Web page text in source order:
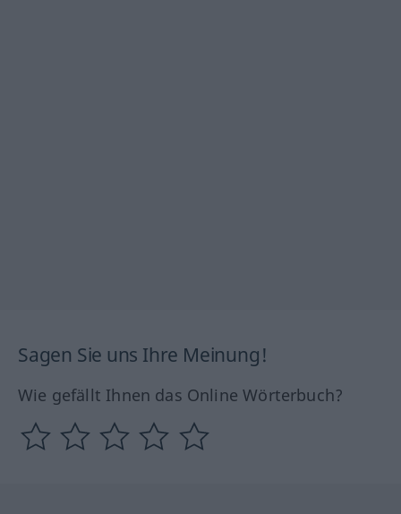
Sagen Sie uns Ihre Meinung!
Wie gefällt Ihnen das Online Wörterbuch?